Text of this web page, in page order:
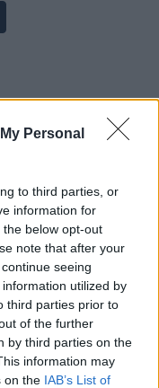
Personal
to third parties, or
information for
below opt-out
note that after your
seeing
utilized by
third parties prior to
of the further
by third parties on the
information may
on the IAB’s List of
$83,270.00
$16.49
$0.0085